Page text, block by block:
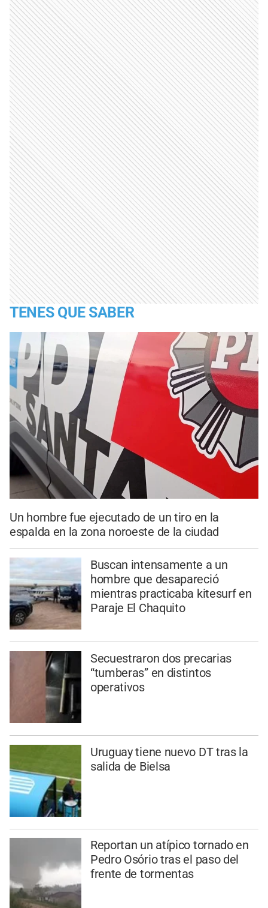
TENES QUE SABER
Un hombre fue ejecutado de un tiro en la
espalda en la zona noroeste de la ciudad
Buscan intensamente a un
hombre que desapareció
mientras practicaba kitesurf en
Paraje El Chaquito
Secuestraron dos precarias
“tumberas” en distintos
operativos
Uruguay tiene nuevo DT tras la
salida de Bielsa
Reportan un atípico tornado en
Pedro Osório tras el paso del
frente de tormentas